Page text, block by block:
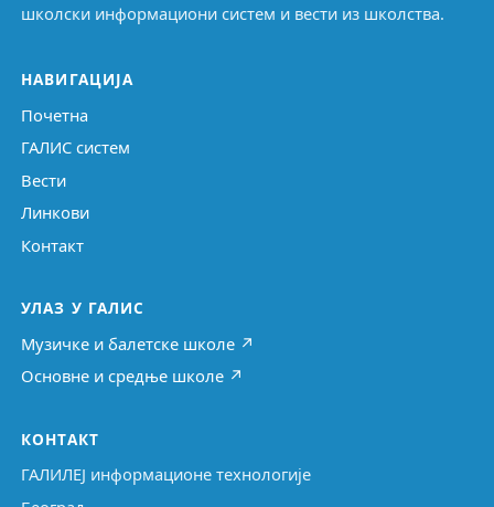
школски информациони систем и вести из школства.
НАВИГАЦИЈА
Почетна
ГАЛИС систем
Вести
Линкови
Контакт
УЛАЗ У ГАЛИС
Музичке и балетске школе ↗
Основне и средње школе ↗
КОНТАКТ
ГАЛИЛЕЈ информационе технологије